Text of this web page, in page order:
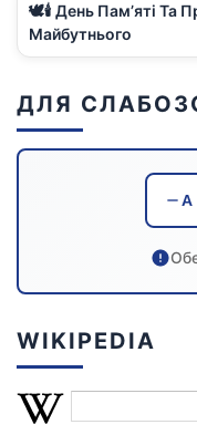
🕊️🕯️ День Пам’яті Та
Майбутнього
ДЛЯ
A
WIKIPEDIA